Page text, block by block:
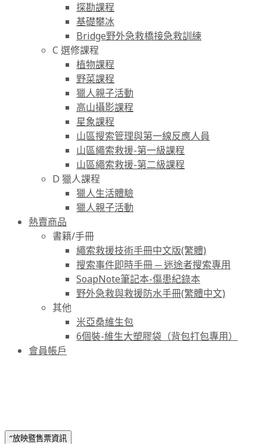
探勘課程
基礎攀冰
Bridge野外急救橋接急救訓練
C 選修課程
植物課程
野菜課程
獵人親子活動
高山攝影課程
星象課程
山區搜索管理與第一線反應人員
山區繩索救援-第一級課程
山區繩索救援-第二級課程
D 獵人課程
獵人生活體驗
獵人親子活動
熱賣商品
書籍/手冊
繩索救援技術手冊中文版(繁體)
搜索事件即時手冊 ─ 迷途者搜索專用
SoapNote筆記本-傷患紀錄本
野外急救與救援防水手冊(繁體中文)
其他
米亞桑維生包
6個裝-維生大塑膠袋（背包打包專用）
會員帳戶
”放映暨售票資訊